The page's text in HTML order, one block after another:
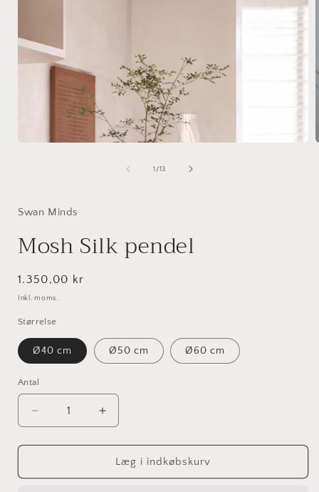
1 /af
13
Swan Minds
Mosh Silk pendel
Normalpris
1.350,00 kr
Inkl. moms.
Størrelse
Ø40 cm Ø50 cm Ø60 cm
Antal
Reducer
antallet
for
Silk
Øg
antallet
for
Mosh
Silk
Læg i indkøbskurv